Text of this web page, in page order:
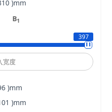
)mm
)mm
)mm
)
)mm
)mm
)mm
)mm
B1
397
)mm
)mm